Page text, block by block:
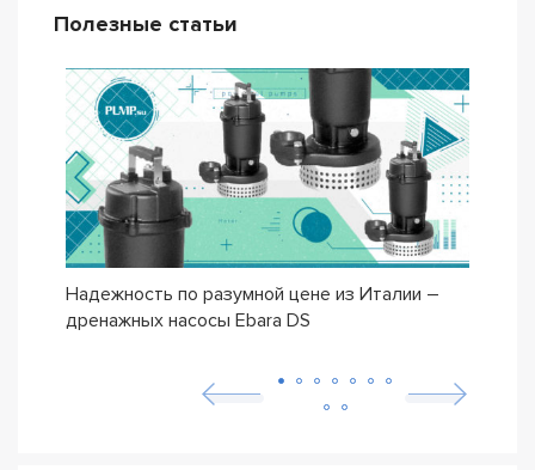
Полезные статьи
Надежность по разумной цене из Италии –
дренажных насосы Ebara DS